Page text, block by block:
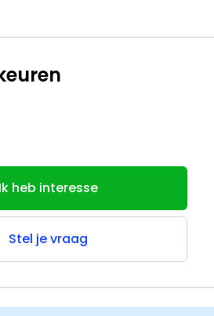
Ik heb interesse
Stel je vraag